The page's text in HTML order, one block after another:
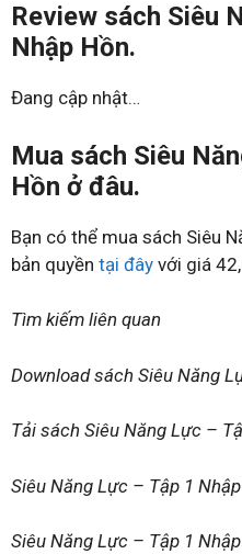
Review sách Siêu
Nhập Hồn.
Đang cập nhật…
Mua sách Siêu
Hồn ở đâu.
Bạn có thể mua sách Siêu
bản quyền tại đây với giá
Tìm kiếm liên quan
Download sách Siêu Năng
Tải sách Siêu Năng Lực –
Siêu Năng Lực – Tập 1
Siêu Năng Lực – Tập 1